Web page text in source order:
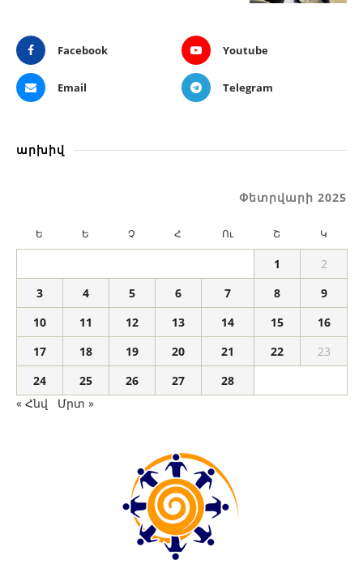
Facebook Youtube
Email Telegram
արխիվ
Փետրվարի 2025
Ե Ե Չ Հ Ու Շ Կ
1
2
3
4 5 6 7 8
9
10
11 12 13 14 15
16
17
18 19 20 21 22
23
24
25 26 27
28
« Հնվ
Մրտ »